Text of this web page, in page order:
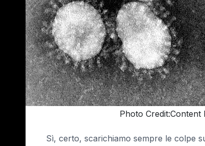
Photo
Sì, certo, scarichiamo sempre le colpe